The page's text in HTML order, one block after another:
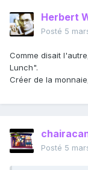
Herbert
Posté 5
Comme disait
Lunch".
Créer de la
Posté 5